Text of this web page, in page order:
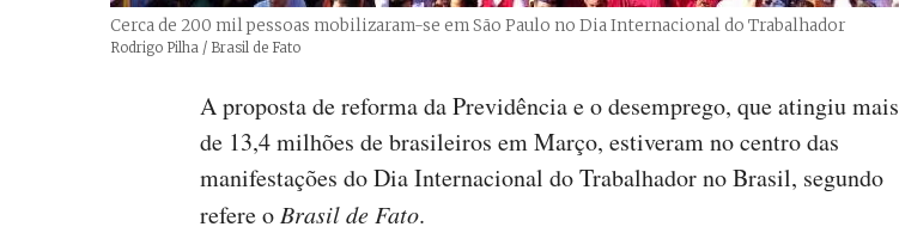
Cerca de 200 mil pessoas mobilizaram-se em São Paulo no Dia Internacional do Trabalhador
Créditos
Rodrigo Pilha / Brasil de Fato
A proposta de reforma da Previdência e o desemprego, que atingiu mais
de 13,4 milhões de brasileiros em Março, estiveram no centro das
manifestações do Dia Internacional do Trabalhador no Brasil, segundo
refere oBrasil de Fato.